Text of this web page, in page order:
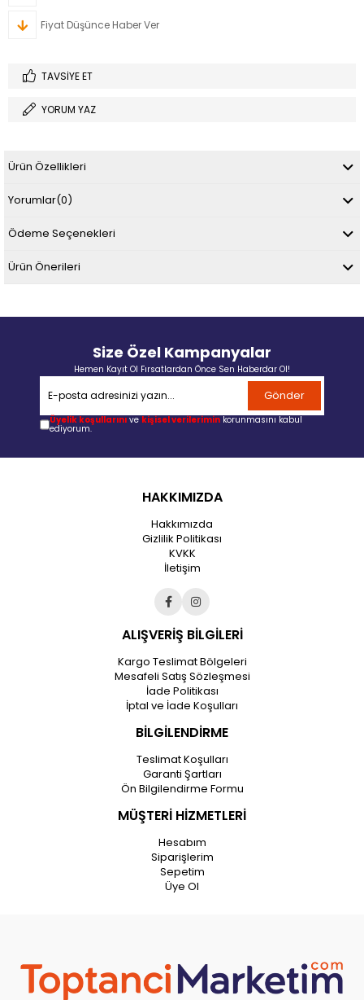
Fiyat Düşünce Haber Ver
TAVSIYE ET
YORUM YAZ
Ürün Özellikleri
Yorumlar(0)
Ödeme Seçenekleri
Ürün Önerileri
Size Özel Kampanyalar
Hemen Kayıt Ol Fırsatlardan Önce Sen Haberdar Ol!
Gönder
Üyelik koşullarını ve kişisel verilerimin korunmasını kabul
ediyorum.
HAKKIMIZDA
Hakkımızda
Gizlilik Politikası
KVKK
İletişim
ALIŞVERİŞ BİLGİLERİ
Kargo Teslimat Bölgeleri
Mesafeli Satış Sözleşmesi
İade Politikası
İptal ve İade Koşulları
BİLGİLENDİRME
Teslimat Koşulları
Garanti Şartları
Ön Bilgilendirme Formu
MÜŞTERİ HİZMETLERİ
Hesabım
Siparişlerim
Sepetim
Üye Ol